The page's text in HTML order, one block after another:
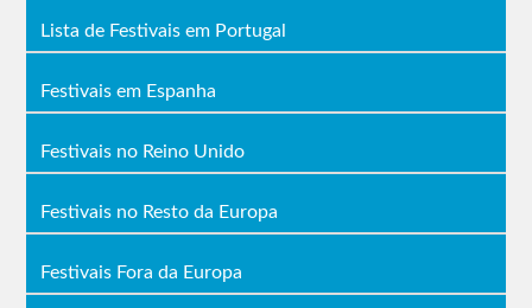
Lista de Festivais em Portugal
Festivais em Espanha
Festivais no Reino Unido
Festivais no Resto da Europa
Festivais Fora da Europa